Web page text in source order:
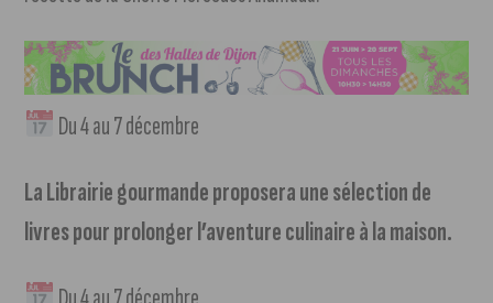
Du 4 au 7 décembre
La Librairie gourmande proposera une sélection de
livres pour prolonger l’aventure culinaire à la maison.